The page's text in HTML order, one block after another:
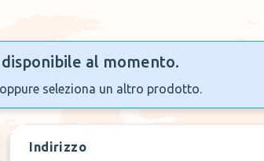
al momento.
seleziona un altro prodotto.
Indirizzo